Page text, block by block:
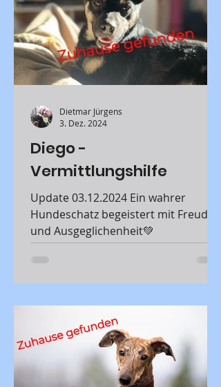
Diego -
Vermittlungshilfe
Update 03.12.2024 Ein wahrer
Hundeschatz begeistert mit Freude
und Ausgeglichenheit💚
Dietmar Jürgens
3. Dez. 2024